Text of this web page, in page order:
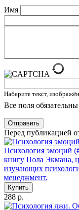
Имя
Наберите текст,
Все поля
Отправить
Перед публикацией
Психология эмоций
книгу Пола Экмана,
изучающих
менеджмент.
Купить
288 р.